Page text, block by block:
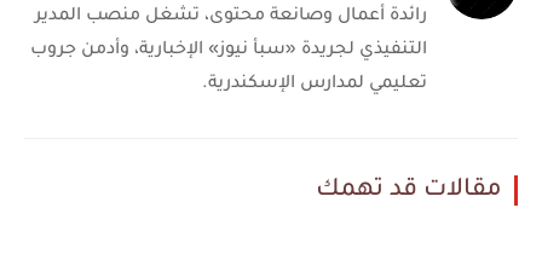
رائدة أعمال وصانعة محتوى، تشغل منصب المدير
التنفيذي لجريدة «سبأ نيوز» الإخبارية، وأدمن جروب
تعليمي لمدارس الإسكندرية.
مقالات قد تهمك